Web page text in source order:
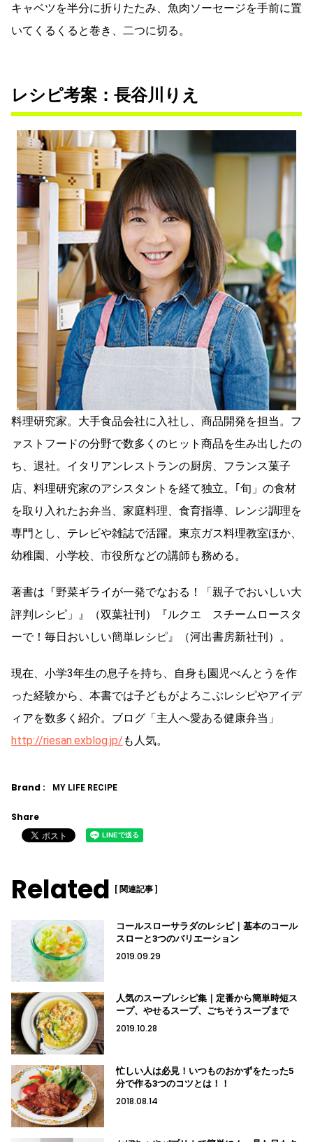
キャベツを半分に折りたたみ、魚肉ソーセージを手前に置
いてくるくると巻き、二つに切る。
レシピ考案：長谷川りえ
料理研究家。大手食品会社に入社し、商品開発を担当。フ
ァストフードの分野で数多くのヒット商品を生み出したの
ち、退社。イタリアンレストランの厨房、フランス菓子
店、料理研究家のアシスタントを経て独立。｢旬」の食材
を取り入れたお弁当、家庭料理、食育指導、レンジ調理を
専門とし、テレビや雑誌で活躍。東京ガス料理教室ほか、
幼稚園、小学校、市役所などの講師も務める。
著書は『野菜ギライが一発でなおる！「親子でおいしい大
評判レシピ」』（双葉社刊）『ルクエ スチームロースタ
ーで！毎日おいしい簡単レシピ』（河出書房新社刊）。
現在、小学3年生の息子を持ち、自身も園児べんとうを作
った経験から、本書では子どもがよろこぶレシピやアイデ
ィアを数多く紹介。ブログ「主人へ愛ある健康弁当」
http://riesan.exblog.jp/ も人気。
Brand : MY LIFE RECIPE
Share
Related [ 関連記事 ]
コールスローサラダのレシピ｜基本のコール
スローと3つのバリエーション
2019.09.29
人気のスープレシピ集｜定番から簡単時短ス
ープ、やせるスープ、ごちそうスープまで
2019.10.28
忙しい人は必見！いつものおかずをたった5
分で作る3つのコツとは！！
2018.08.14